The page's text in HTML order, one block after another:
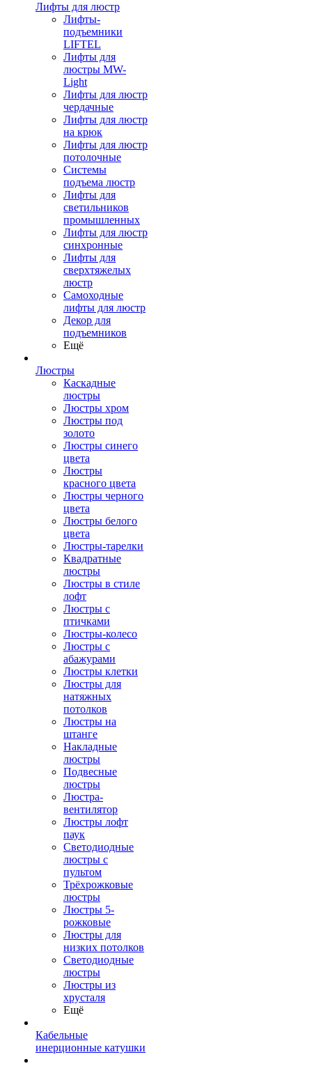
Лифты для люстр
Лифты-
подъемники
LIFTEL
Лифты для
люстры MW-
Light
Лифты для люстр
чердачные
Лифты для люстр
на крюк
Лифты для люстр
потолочные
Системы
подъема люстр
Лифты для
светильников
промышленных
Лифты для люстр
синхронные
Лифты для
сверхтяжелых
люстр
Самоходные
лифты для люстр
Декор для
подъемников
Ещё
Люстры
Каскадные
люстры
Люстры хром
Люстры под
золото
Люстры синего
цвета
Люстры
красного цвета
Люстры черного
цвета
Люстры белого
цвета
Люстры-тарелки
Квадратные
люстры
Люстры в стиле
лофт
Люстры с
птичками
Люстры-колесо
Люстры с
абажурами
Люстры клетки
Люстры для
натяжных
потолков
Люстры на
штанге
Накладные
люстры
Подвесные
люстры
Люстра-
вентилятор
Люстры лофт
паук
Светодиодные
люстры с
пультом
Трёхрожковые
люстры
Люстры 5-
рожковые
Люстры для
низких потолков
Cветодиодные
люстры
Люстры из
хрусталя
Ещё
Кабельные
инерционные катушки